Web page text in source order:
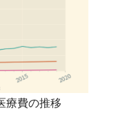
療費の推移